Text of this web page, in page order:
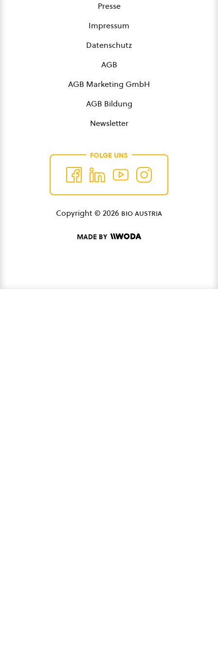
Presse
Impressum
Datenschutz
AGB
AGB Marketing GmbH
AGB Bildung
Newsletter
FOLGE UNS
Copyright © 2026 bio austria
MADE BY